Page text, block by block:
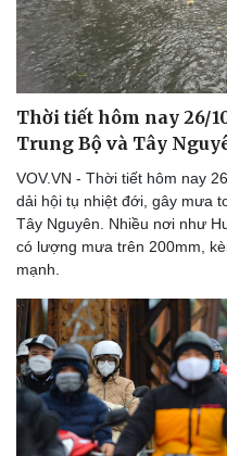
Thời tiết hôm nay 26/
Trung Bộ và Tây
VOV.VN - Thời tiết hôm nay
dải hội tụ nhiệt đới, gây mưa
Tây Nguyên. Nhiều nơi như
có lượng mưa trên 200mm,
mạnh.